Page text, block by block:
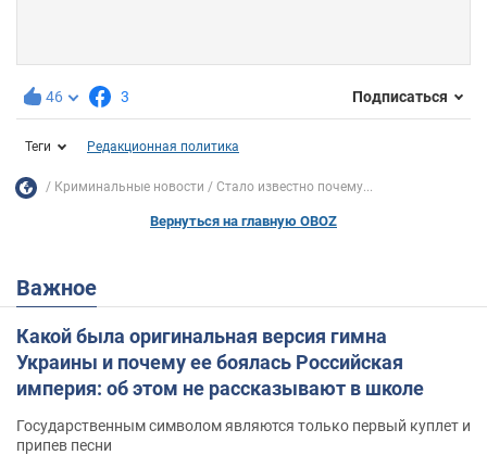
46 3 Подписаться
Теги Редакционная политика
Криминальные новости Стало известно почему...
Вернуться на главную OBOZ
Важное
Какой была оригинальная версия гимна
Украины и почему ее боялась Российская
империя: об этом не рассказывают в школе
Государственным символом являются только первый куплет и
припев песни